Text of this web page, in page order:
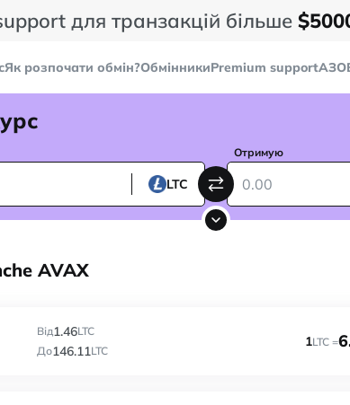
для транзакцій більше
Як розпочати обмін?ОбмінникиPremium support
LTC
Отримую
AVAX
Від1.46LTC
До146.11LTC
1LTC =